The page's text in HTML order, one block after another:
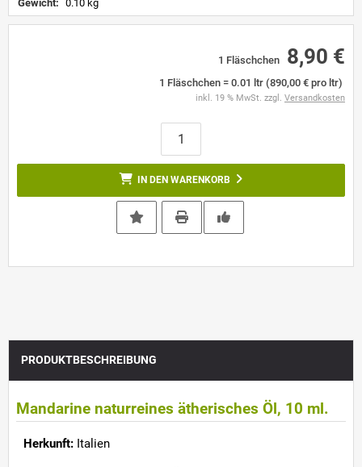
Gewicht: 0.10 kg
1 Fläschchen 8,90 €
1 Fläschchen = 0.01 ltr (890,00 € pro ltr)
inkl. 19 % MwSt. zzgl. Versandkosten
IN DEN WARENKORB
PRODUKTBESCHREIBUNG
Mandarine naturreines ätherisches Öl, 10 ml.
Herkunft: Italien